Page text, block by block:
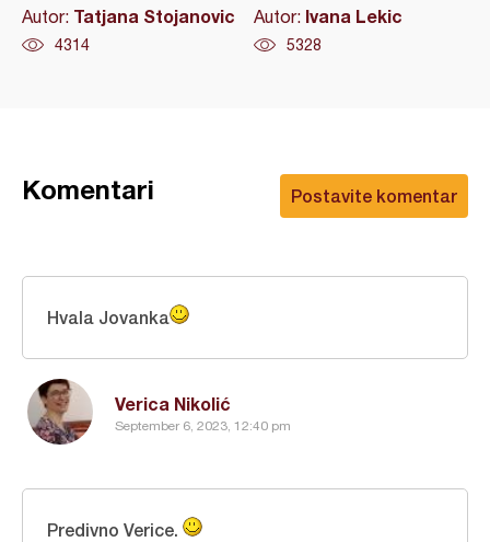
Autor: Tatjana Stojanovic
4314
Autor: Ivana Lekic
5328
Postavite komentar
Komentari
Verica Nikolić
September 6, 2023, 12:40 pm
Hvala Jovanka
Predivno Verice.